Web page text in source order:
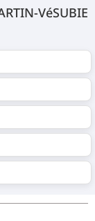
VéSUBIE